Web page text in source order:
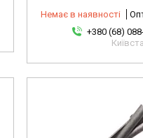
Немає в наявності
+380 (68)